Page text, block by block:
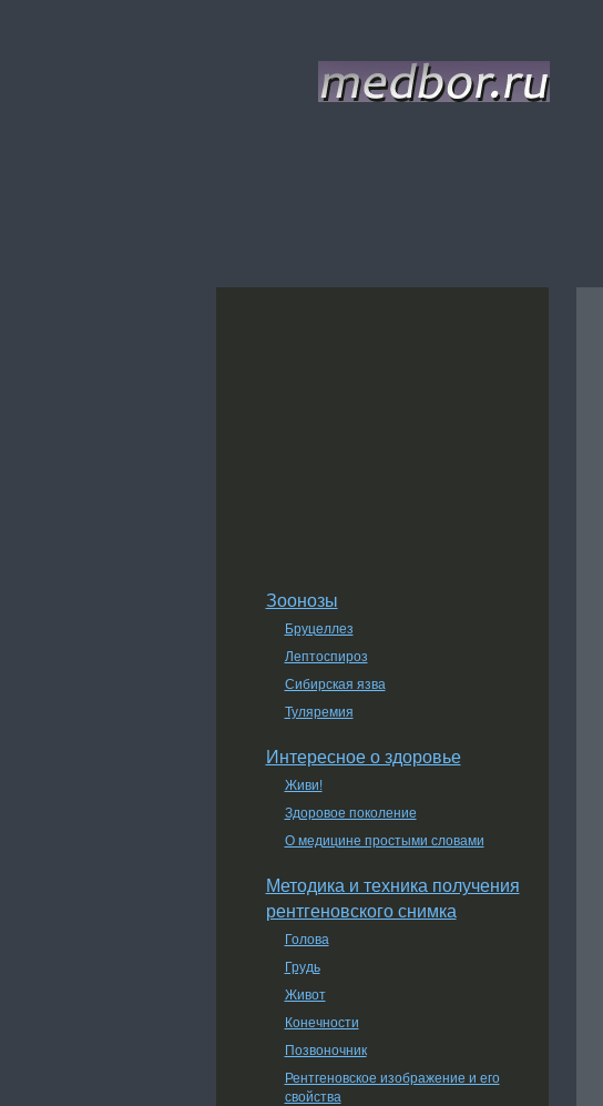
Зоонозы
Бруцеллез
Лептоспироз
Сибирская язва
Туляремия
Интересное о здоровье
Живи!
Здоровое поколение
О медицине простыми словами
Методика и техника получения
рентгеновского снимка
Голова
Грудь
Живот
Конечности
Позвоночник
Рентгеновское изображение и его
свойства